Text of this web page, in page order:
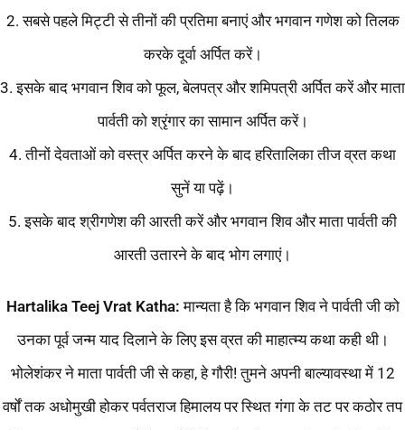
2. सबसे पहले मिट्टी से तीनों की प्रतिमा बनाएं और भगवान गणेश को तिलक
करके दूर्वा अर्पित करें।
3. इसके बाद भगवान शिव को फूल, बेलपत्र और शमिपत्री अर्पित करें और माता
पार्वती को श्रृंगार का सामान अर्पित करें।
4. तीनों देवताओं को वस्त्र अर्पित करने के बाद हरितालिका तीज व्रत कथा
सुनें या पढ़ें।
5. इसके बाद श्रीगणेश की आरती करें और भगवान शिव और माता पार्वती की
आरती उतारने के बाद भोग लगाएं।
Hartalika Teej Vrat Katha:मान्यता है कि भगवान शिव ने पार्वती जी को
उनका पूर्व जन्म याद दिलाने के लिए इस व्रत की माहात्म्य कथा कही थी।
भोलेशंकर ने माता पार्वती जी से कहा, हे गौरी! तुमने अपनी बाल्यावस्था में 12
वर्षों तक अधोमुखी होकर पर्वतराज हिमालय पर स्थित गंगा के तट पर कठोर तप